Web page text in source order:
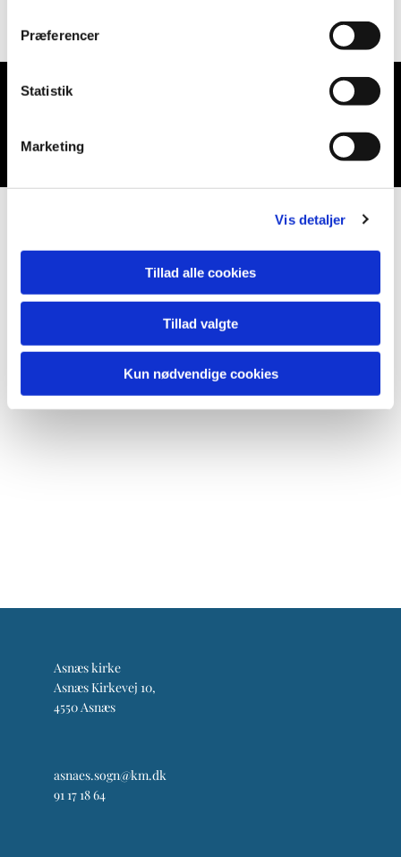
Præferencer
Statistik
Marketing
Vis detaljer
Tillad alle cookies
Tillad valgte
Kun nødvendige cookies
Du vil måske også kunne lide...
Asnæs kirke
Asnæs Kirkevej 10,
4550 Asnæs
asnaes.sogn@km.dk
91 17 18 64